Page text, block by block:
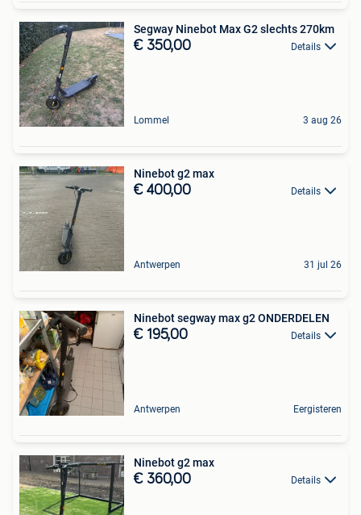
Segway Ninebot Max G2 slechts 270km
€ 350,00 Details
Lommel 3 aug 26
Ninebot g2 max
€ 400,00 Details
Antwerpen 31 jul 26
Ninebot segway max g2 ONDERDELEN
€ 195,00 Details
Antwerpen Eergisteren
Ninebot g2 max
€ 360,00 Details